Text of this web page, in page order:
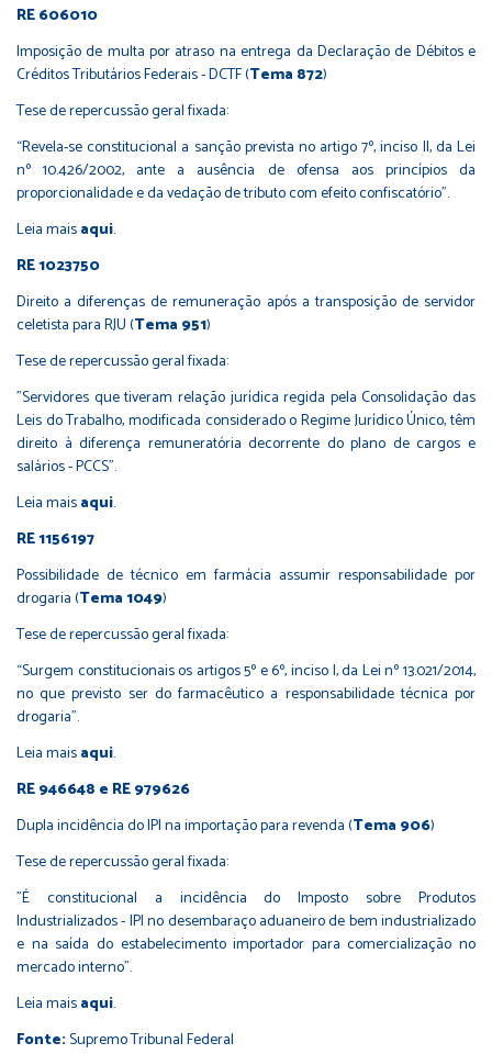
RE 606010
Imposição de multa por atraso na entrega da Declaração de Débitos e
Créditos Tributários Federais - DCTF (Tema 872)
Tese de repercussão geral fixada:
“Revela-se constitucional a sanção prevista no artigo 7º, inciso II, da Lei
nº 10.426/2002, ante a ausência de ofensa aos princípios da
proporcionalidade e da vedação de tributo com efeito confiscatório”.
Leia maisaqui.
RE 1023750
Direito a diferenças de remuneração após a transposição de servidor
celetista para RJU (Tema 951)
Tese de repercussão geral fixada:
"Servidores que tiveram relação jurídica regida pela Consolidação das
Leis do Trabalho, modificada considerado o Regime Jurídico Único, têm
direito à diferença remuneratória decorrente do plano de cargos e
salários - PCCS".
Leia maisaqui.
RE 1156197
Possibilidade de técnico em farmácia assumir responsabilidade por
drogaria (Tema 1049)
Tese de repercussão geral fixada:
“Surgem constitucionais os artigos 5º e 6º, inciso I, da Lei nº 13.021/2014,
no que previsto ser do farmacêutico a responsabilidade técnica por
drogaria”.
Leia maisaqui.
RE 946648 e RE 979626
Dupla incidência do IPI na importação para revenda (Tema 906)
Tese de repercussão geral fixada:
"É constitucional a incidência do Imposto sobre Produtos
Industrializados - IPI no desembaraço aduaneiro de bem industrializado
e na saída do estabelecimento importador para comercialização no
mercado interno".
Leia maisaqui.
Fonte:Supremo Tribunal Federal